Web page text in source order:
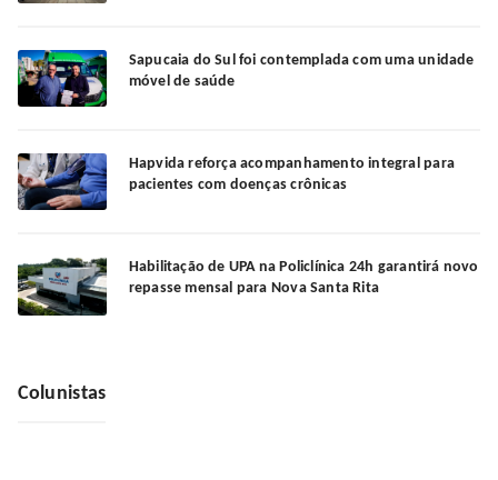
Sapucaia do Sul foi contemplada com uma unidade
móvel de saúde
Hapvida reforça acompanhamento integral para
pacientes com doenças crônicas
Habilitação de UPA na Policlínica 24h garantirá novo
repasse mensal para Nova Santa Rita
Colunistas